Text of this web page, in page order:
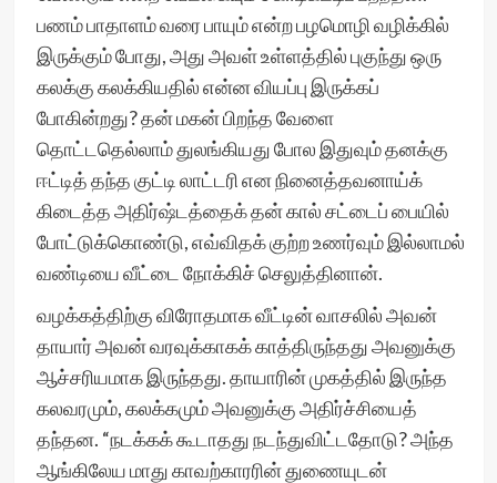
பணம் பாதாளம் வரை பாயும் என்ற பழமொழி வழிக்கில்
இருக்கும் போது, அது அவள் உள்ளத்தில் புகுந்து ஒரு
கலக்கு கலக்கியதில் என்ன வியப்பு இருக்கப்
போகின்றது? தன் மகன் பிறந்த வேளை
தொட்டதெல்லாம் துலங்கியது போல இதுவும் தனக்கு
ஈட்டித் தந்த குட்டி லாட்டரி என நினைத்தவனாய்க்
கிடைத்த அதிர்ஷ்டத்தைக் தன் கால் சட்டைப் பையில்
போட்டுக்கொண்டு, எவ்விதக் குற்ற உணர்வும் இல்லாமல்
வண்டியை வீட்டை நோக்கிச் செலுத்தினான்.
வழக்கத்திற்கு விரோதமாக வீட்டின் வாசலில் அவன்
தாயார் அவன் வரவுக்காகக் காத்திருந்தது அவனுக்கு
ஆச்சரியமாக இருந்தது. தாயாரின் முகத்தில் இருந்த
கலவரமும், கலக்கமும் அவனுக்கு அதிர்ச்சியைத்
தந்தன. “நடக்கக் கூடாதது நடந்துவிட்டதோடு? அந்த
ஆங்கிலேய மாது காவற்காரரின் துணையுடன்